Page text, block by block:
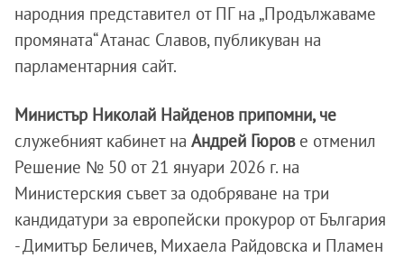
народния представител от ПГ на „Продължаваме
промяната“ Атанас Славов, публикуван на
парламентарния сайт.
Министър Николай Найденов припомни, че
служебният кабинет на Андрей Гюрове отменил
Решение № 50 от 21 януари 2026 г. на
Министерския съвет за одобряване на три
кандидатури за европейски прокурор от България
- Димитър Беличев, Михаела Райдовска и Пламен